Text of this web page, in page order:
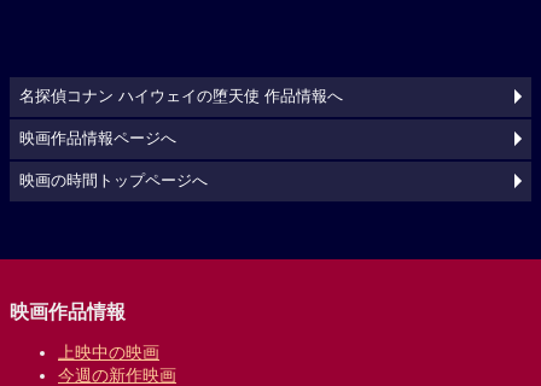
名探偵コナン ハイウェイの堕天使 作品情報へ
映画作品情報ページへ
映画の時間トップページへ
映画作品情報
上映中の映画
今週の新作映画